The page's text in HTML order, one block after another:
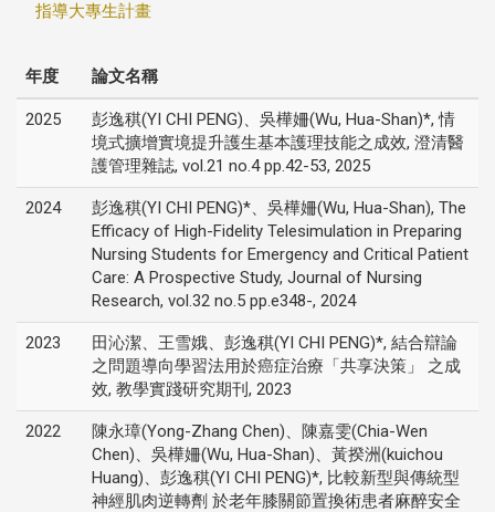
指導大專生計畫
年度 論文名稱
2025
彭逸稘(YI CHI PENG)、吳樺姍(Wu, Hua-Shan)*, 情
境式擴增實境提升護生基本護理技能之成效, 澄清醫
護管理雜誌, vol.21 no.4 pp.42-53, 2025
2024
彭逸稘(YI CHI PENG)*、吳樺姍(Wu, Hua-Shan), The
Efficacy of High-Fidelity Telesimulation in Preparing
Nursing Students for Emergency and Critical Patient
Care: A Prospective Study, Journal of Nursing
Research, vol.32 no.5 pp.e348-, 2024
2023
田沁潔、王雪娥、彭逸稘(YI CHI PENG)*, 結合辯論
之問題導向學習法用於癌症治療「共享決策」 之成
效, 教學實踐研究期刊, 2023
2022
陳永璋(Yong-Zhang Chen)、陳嘉雯(Chia-Wen
Chen)、吳樺姍(Wu, Hua-Shan)、黃揆洲(kuichou
Huang)、彭逸稘(YI CHI PENG)*, 比較新型與傳統型
神經肌肉逆轉劑 於老年膝關節置換術患者麻醉安全